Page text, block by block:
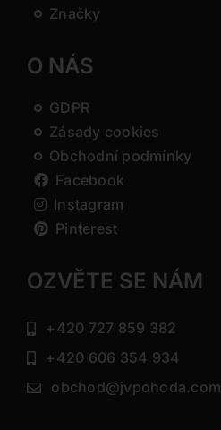
Značky
O NÁS
GDPR
Zásady cookies
Obchodní podmínky
Facebook
Instagram
Pinterest
OZVĚTE SE NÁM
+420 727 859 382
+420 606 354 934
obchod@jvpohoda.com